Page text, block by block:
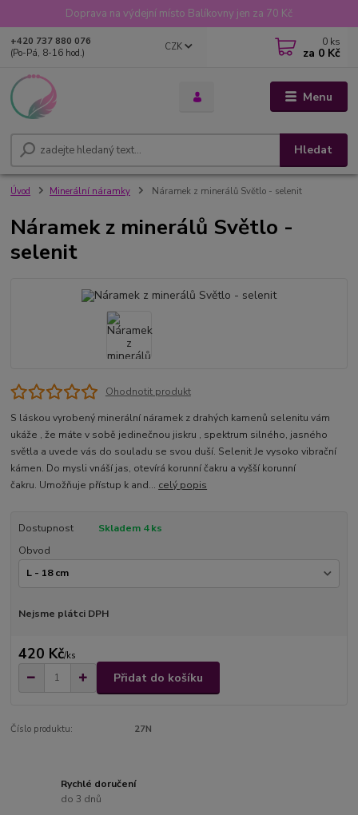
Doprava na výdejní místo Balíkovny jen za 70 Kč
Menu
CZK
Hledat
+420 737 880 076
(Po-Pá, 8-16 hod.)
0 ks
za 0 Kč
Úvod Minerální náramky Náramek z minerálů Světlo - selenit
Náramek z minerálů Světlo -
selenit
Ohodnotit produkt
S láskou vyrobený minerální náramek z drahých kamenů selenitu vám
ukáže , že máte v sobě jedinečnou jiskru , spektrum silného, jasného
světla a uvede vás do souladu se svou duší. Selenit Je vysoko vibrační
kámen. Do mysli vnáší jas, otevírá korunní čakru a vyšší korunní
čakru. Umožňuje přístup k and... celý popis
Dostupnost
Skladem 4 ks
Obvod
Nejsme plátci DPH
420 Kč/ks
Přidat do košíku
Číslo produktu: 27N
Rychlé doručení
do 3 dnů